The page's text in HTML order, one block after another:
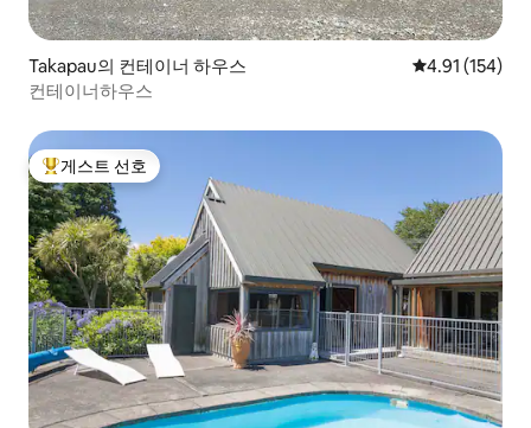
Takapau의 컨테이너 하우스 평점 4.91점(5
4.91 (154)
컨테이너하우스
상위 게스트 선호
게스트 선호